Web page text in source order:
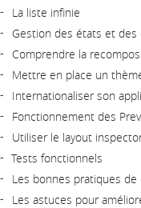
La liste infinie
Gestion des états et des
Comprendre la
Mettre en place un
Internationaliser son
Fonctionnement des
Utiliser le layout
Tests fonctionnels
Les bonnes pratiques
Les astuces pour